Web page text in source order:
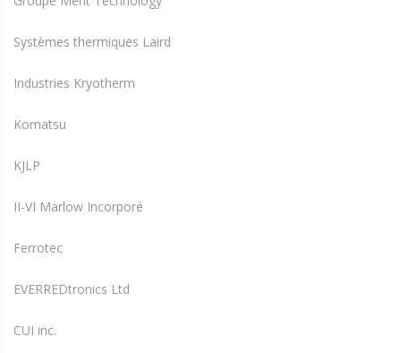
Systèmes thermiques Laird
Industries Kryotherm
Komatsu
KJLP
II-VI Marlow Incorporé
Ferrotec
EVERREDtronics Ltd
CUI inc.